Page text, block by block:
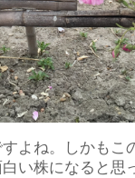
よね。しかも
い株になると思